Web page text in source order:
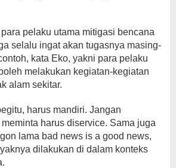
pelaku utama mitigasi bencana
selalu ingat akan tugasnya masing-
kata Eko, yakni para pelaku
melakukan kegiatan-kegiatan
alam sekitar.
harus mandiri. Jangan
harus diservice. Sama juga
lama bad news is a good news,
dilakukan di dalam konteks